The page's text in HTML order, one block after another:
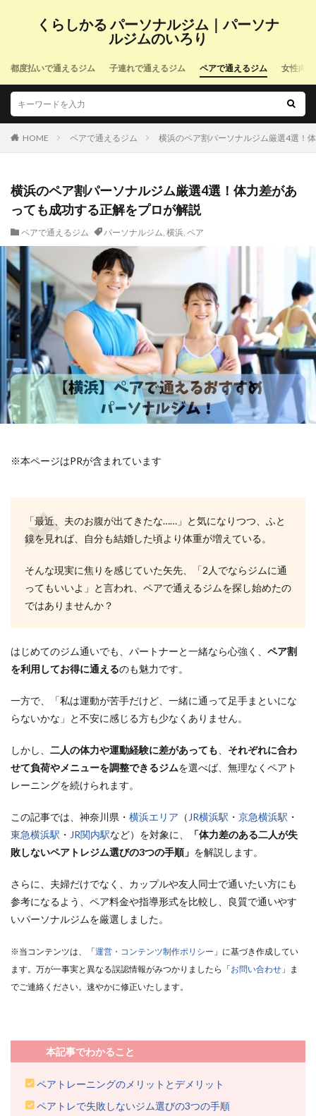
くらしかる パーソナルジム｜パーソナ
ルジムのいろり
都度払いで通えるジム 子連れで通えるジム ペアで通えるジム 女性向
HOME ペアで通えるジム 横浜のペア割パーソナルジム厳選4選！
横浜のペア割パーソナルジム厳選4選！体力差があ
っても成功する正解をプロが解説
ペアで通えるジム パーソナルジム, 横浜, ペア
※本ページはPRが含まれています
「最近、夫のお腹が出てきたな……」と気になりつつ、ふと
鏡を見れば、自分も結婚した頃より体重が増えている。
そんな現実に焦りを感じていた矢先、「2人でならジムに通
ってもいいよ」と言われ、ペアで通えるジムを探し始めたの
ではありませんか？
はじめてのジム通いでも、パートナーと一緒なら心強く、 ペア割
を利用してお得に通えるのも魅力です。
一方で、「私は運動が苦手だけど、一緒に通って足手まといにな
らないかな」と不安に感じる方も少なくありません。
しかし、 二人の体力や運動経験に差があっても
それぞれに合わ
せて負荷やメニューを調整できるジムを選べば、無理なくペアト
レーニングを続けられます。
この記事では、神奈川県・ 横浜エリア （ JR横浜駅 ・ 京急横浜駅 ・
東急横浜駅 ・ JR関内駅など）を対象に、
「体力差のある二人が失
敗しないペアトレジム選びの3つの手順」 を解説します。
さらに、夫婦だけでなく、カップルや友人同士で通いたい方にも
参考になるよう、ペア料金や指導形式を比較し、良質で通いやす
いパーソナルジムを厳選しました。
※当コンテンツは、「運営・コンテンツ制作ポリシー 」に基づき作成してい
ます。万が一事実と異なる誤認情報がみつかりましたら「お問い合わせ 」ま
でご連絡ください。速やかに修正いたします。
本記事でわかること
ペアトレーニングのメリットとデメリット
ペアトレで失敗しないジム選びの3つの手順